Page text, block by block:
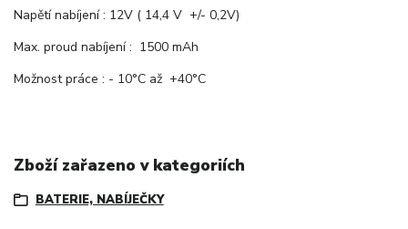
Napětí nabíjení : 12V ( 14,4 V +/- 0,2V)
Max. proud nabíjení : 1500 mAh
Možnost práce : - 10°C až +40°C
Zboží zařazeno v kategoriích
BATERIE, NABÍJEČKY